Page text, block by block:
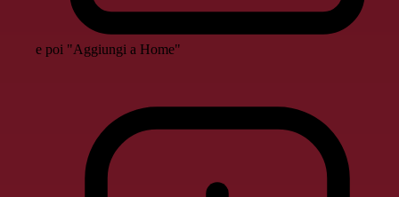
e poi "Aggiungi a Home"